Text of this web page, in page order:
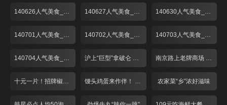
140626人气美食_001 140627人气美食_001 140630人气美食_001
140701人气美食_001 140702人气美食_001 140703人气美食_001
140704人气美食_001 沪上“巨型”拿破仑 人气高涨价不高！ 南京路上老牌商场 美食广场折扣多！
十元一片！招牌椒盐炸猪手 馒头鸡蛋来作伴！ 经典红烧肉只卖28？ 农家菜“乡”浓好滋味